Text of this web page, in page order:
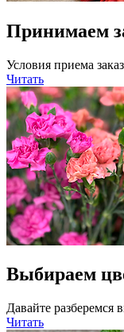
Принимаем
Условия приема
Читать
Выбираем
Давайте разберемся
Читать